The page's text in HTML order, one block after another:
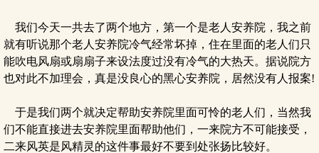
我们今天一共去了两个地方，第一个是老人安养院，我之前
就有听说那个老人安养院冷气经常坏掉，住在里面的老人们只
能吹电风扇或扇扇子来设法度过没有冷气的大热天。据说院方
也对此不加理会，真是没良心的黑心安养院，居然没有人报案!
于是我们两个就决定帮助安养院里面可怜的老人们，当然我
们不能直接进去安养院里面帮助他们，一来院方不可能接受，
二来风英是风精灵的这件事最好不要到处张扬比较好。